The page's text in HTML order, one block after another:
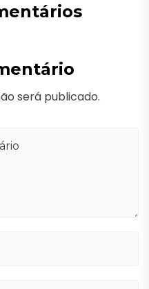
será publicado.